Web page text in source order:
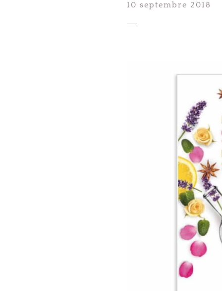
10 septembre 2018